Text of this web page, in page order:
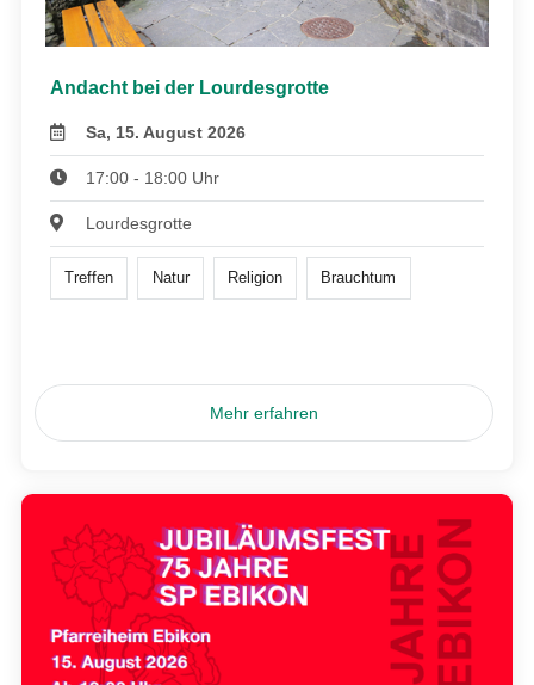
Andacht bei der Lourdesgrotte
Sa, 15. August 2026
17:00 - 18:00 Uhr
Lourdesgrotte
Treffen Natur Religion Brauchtum
Mehr erfahren